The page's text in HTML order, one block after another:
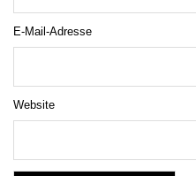
E-Mail-Adresse
Website